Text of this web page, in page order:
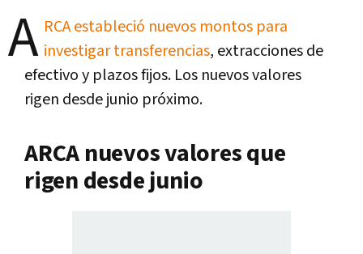
A RCA estableció nuevos montos para
investigar transferencias, extracciones de
efectivo y plazos fijos. Los nuevos valores
rigen desde junio próximo.
ARCA nuevos valores que
rigen desde junio